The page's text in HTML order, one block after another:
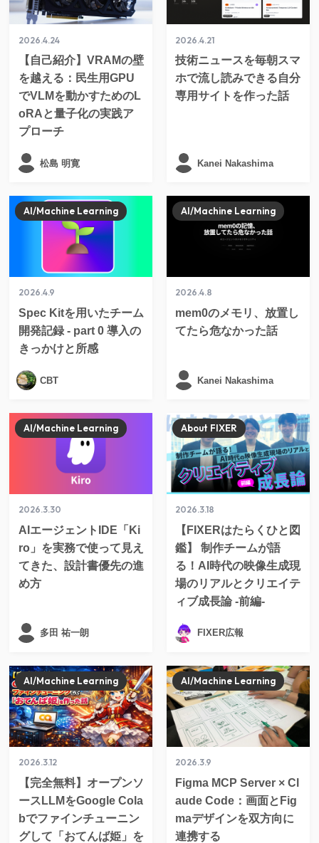
2026.4.24
【自己紹介】VRAMの壁
を越える：民生用GPU
でVLMを動かすためのL
oRAと量子化の実践ア
プローチ
松島 明寛
2026.4.21
技術ニュースを毎朝スマ
ホで流し読みできる自分
専用サイトを作った話
Kanei Nakashima
2026.4.9
Spec Kitを用いたチーム
開発記録 - part 0 導入の
きっかけと所感
AI/Machine Learning
CBT
2026.4.8
mem0のメモリ、放置し
てたら危なかった話
AI/Machine Learning
Kanei Nakashima
2026.3.30
AIエージェントIDE「Ki
ro」を実務で使って見え
てきた、設計書優先の進
め方
AI/Machine Learning
多田 祐一朗
2026.3.18
【FIXERはたらくひと図
鑑】 制作チームが語
る！AI時代の映像生成現
場のリアルとクリエイテ
ィブ成長論 -前編-
About FIXER
FIXER広報
2026.3.12
【完全無料】オープンソ
ースLLMをGoogle Cola
bでファインチューニン
グして「おてんば姫」を
AI/Machine Learning
2026.3.9
Figma MCP Server × Cl
aude Code：画面とFig
maデザインを双方向に
連携する
AI/Machine Learning